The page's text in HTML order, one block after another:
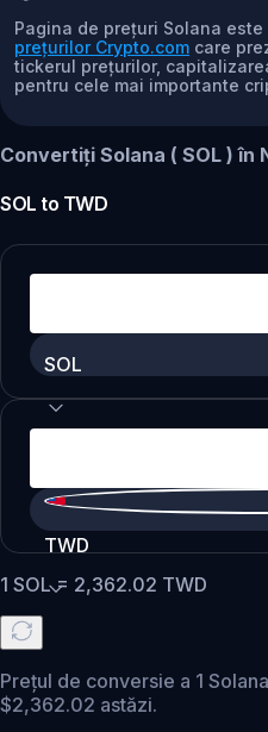
Pagina de prețuri Solana
prețurilor Crypto.com care
tickerul prețurilor,
pentru cele mai importante
Convertiți Solana ( SOL ) în
SOL to TWD
SOL
TWD
1 SOL= 2,362.02 TWD
Prețul de conversie a 1
$2,362.02 astăzi.